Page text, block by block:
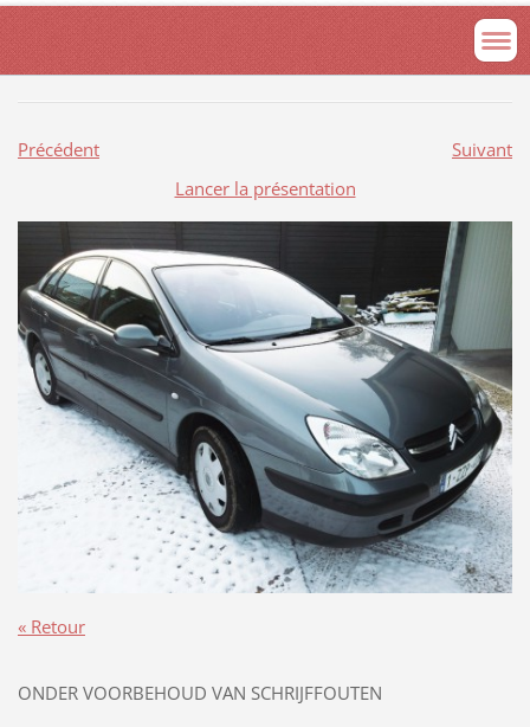
Précédent
Suivant
Lancer la présentation
« Retour
ONDER VOORBEHOUD VAN SCHRIJFFOUTEN